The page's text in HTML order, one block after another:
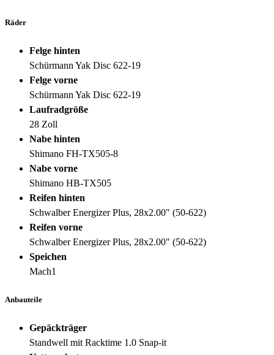
Räder
Felge hinten
Schürmann Yak Disc 622-19
Felge vorne
Schürmann Yak Disc 622-19
Laufradgröße
28 Zoll
Nabe hinten
Shimano FH-TX505-8
Nabe vorne
Shimano HB-TX505
Reifen hinten
Schwalber Energizer Plus, 28x2.00" (50-622)
Reifen vorne
Schwalber Energizer Plus, 28x2.00" (50-622)
Speichen
Mach1
Anbauteile
Gepäckträger
Standwell mit Racktime 1.0 Snap-it